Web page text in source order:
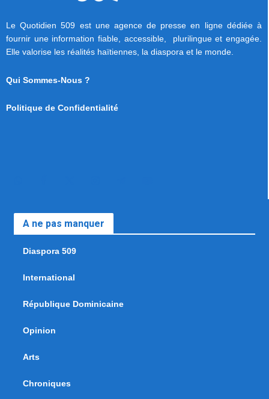
Le Quotidien 509 est une agence de presse en ligne dédiée à
fournir une information fiable, accessible, plurilingue et engagée.
Elle valorise les réalités haïtiennes, la diaspora et le monde.
Qui Sommes-Nous ?
Politique de Confidentialité
A ne pas manquer
Diaspora 509
International
République Dominicaine
Opinion
Arts
Chroniques